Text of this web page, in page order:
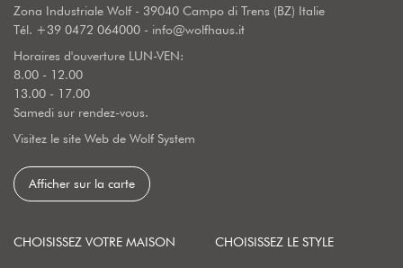
Zona Industriale Wolf - 39040 Campo di Trens (BZ) Italie
Tél. +39 0472 064000 - info@wolfhaus.it
Horaires d'ouverture LUN-VEN:
8.00 - 12.00
13.00 - 17.00
Samedi sur rendez-vous.
Visitez le site Web de Wolf System
Afficher sur la carte
CHOISISSEZ VOTRE MAISON CHOISISSEZ LE STYLE